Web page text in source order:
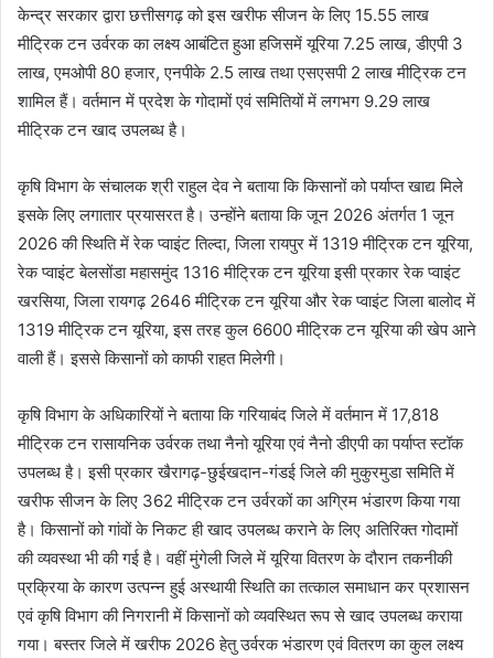
केन्द्र सरकार द्वारा छत्तीसगढ़ को इस खरीफ सीजन के लिए 15.55 लाख
मीट्रिक टन उर्वरक का लक्ष्य आबंटित हुआ हजिसमें यूरिया 7.25 लाख, डीएपी 3
लाख, एमओपी 80 हजार, एनपीके 2.5 लाख तथा एसएसपी 2 लाख मीट्रिक टन
शामिल हैं। वर्तमान में प्रदेश के गोदामों एवं समितियों में लगभग 9.29 लाख
मीट्रिक टन खाद उपलब्ध है।
कृषि विभाग के संचालक श्री राहुल देव ने बताया कि किसानों को पर्याप्त खाद्य मिले
इसके लिए लगातार प्रयासरत है। उन्होंने बताया कि जून 2026 अंतर्गत 1 जून
2026 की स्थिति में रेक प्वाइंट तिल्दा, जिला रायपुर में 1319 मीट्रिक टन यूरिया,
रेक प्वाइंट बेलसोंडा महासमुंद 1316 मीट्रिक टन यूरिया इसी प्रकार रेक प्वाइंट
खरसिया, जिला रायगढ़ 2646 मीट्रिक टन यूरिया और रेक प्वाइंट जिला बालोद में
1319 मीट्रिक टन यूरिया, इस तरह कुल 6600 मीट्रिक टन यूरिया की खेप आने
वाली हैं। इससे किसानों को काफी राहत मिलेगी।
कृषि विभाग के अधिकारियों ने बताया कि गरियाबंद जिले में वर्तमान में 17,818
मीट्रिक टन रासायनिक उर्वरक तथा नैनो यूरिया एवं नैनो डीएपी का पर्याप्त स्टॉक
उपलब्ध है। इसी प्रकार खैरागढ़-छुईखदान-गंडई जिले की मुकुरमुडा समिति में
खरीफ सीजन के लिए 362 मीट्रिक टन उर्वरकों का अग्रिम भंडारण किया गया
है। किसानों को गांवों के निकट ही खाद उपलब्ध कराने के लिए अतिरिक्त गोदामों
की व्यवस्था भी की गई है। वहीं मुंगेली जिले में यूरिया वितरण के दौरान तकनीकी
प्रक्रिया के कारण उत्पन्न हुई अस्थायी स्थिति का तत्काल समाधान कर प्रशासन
एवं कृषि विभाग की निगरानी में किसानों को व्यवस्थित रूप से खाद उपलब्ध कराया
गया। बस्तर जिले में खरीफ 2026 हेतु उर्वरक भंडारण एवं वितरण का कुल लक्ष्य